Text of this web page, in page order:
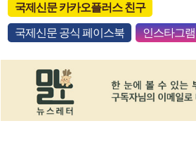
국제신문 카카오플러스 친구
국제신문 공식 페이스북 인스타그램